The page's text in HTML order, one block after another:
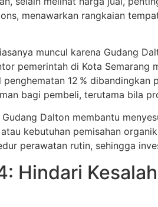
menawarkan rangkaian
muncul karena Gudang
pemerintah di Kota Semarang
12 %
bagi pembeli, terutama bila
Dalton membantu
kebutuhan pemisahan
perawatan rutin, sehingga
Hindari